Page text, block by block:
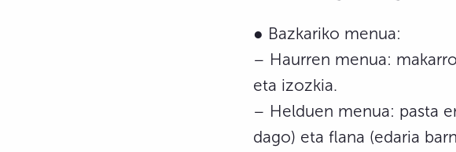
● Bazkariko menua:
– Haurren menua:
eta izozkia.
– Helduen menua: pasta
dago) eta flana (edaria